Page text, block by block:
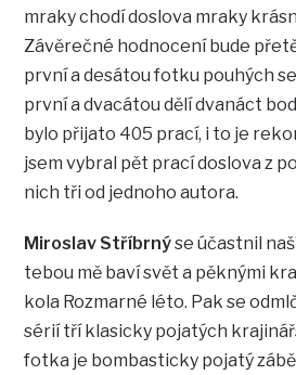
mraky chodí doslova mraky
Závěrečné hodnocení bude
první a desátou fotku pouhých
první a dvacátou dělí dvanáct
bylo přijato 405 prací, i to je
jsem vybral pět prací doslova z
nich tři od jednoho autora.
Miroslav Stříbrnýse účastnil
tebou mě baví svět a pěknými
kola Rozmarné léto. Pak se
sérií tří klasicky pojatých
fotka je bombasticky pojatý